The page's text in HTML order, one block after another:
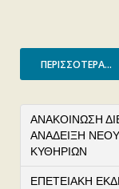
ΠΕΡΙΣΣΌΤΕΡΑ...
ΑΝΑΚΟΙΝΩΣΗ
ΑΝΑΔΕΙΞΗ
ΚΥΘΗΡΙΩΝ
ΕΠΕΤΕΙΑΚΗ